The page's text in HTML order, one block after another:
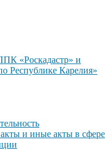
«Роскадастр» и
Республике Карелия»
и иные акты в сфере